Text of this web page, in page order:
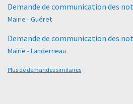
Demande de communication des
Mairie - Guéret
Demande de communication des
Mairie - Landerneau
Plus de demandes similaires